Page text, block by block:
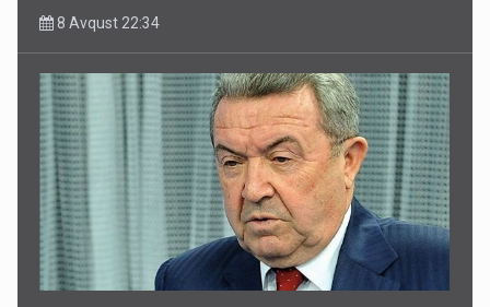
8 Avqust 22:34